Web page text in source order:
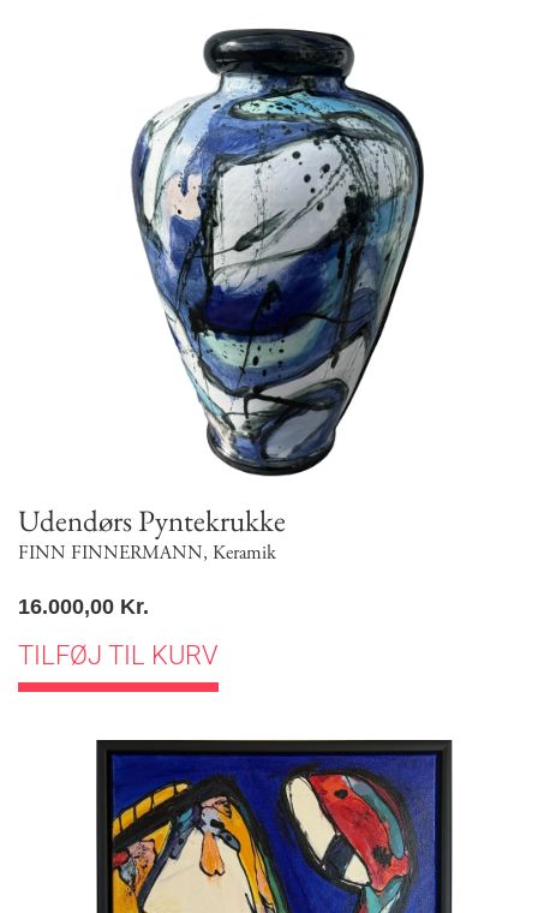
Udendørs Pyntekrukke
FINN FINNERMANN, Keramik
16.000,00 Kr.
TILFØJ TIL KURV